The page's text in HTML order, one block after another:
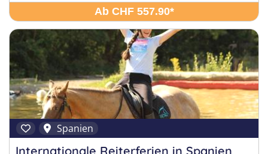
Ab CHF 557.90*
Spanien
Internationale Reiterferien in Spanien